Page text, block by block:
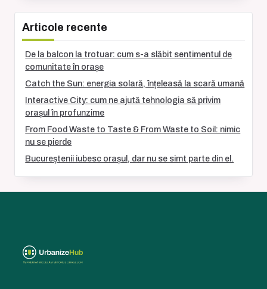
Articole recente
De la balcon la trotuar: cum s-a slăbit sentimentul de
comunitate în orașe
Catch the Sun: energia solară, înțeleasă la scară umană
Interactive City: cum ne ajută tehnologia să privim
orașul în profunzime
From Food Waste to Taste & From Waste to Soil: nimic
nu se pierde
Bucureștenii iubesc orașul, dar nu se simt parte din el.